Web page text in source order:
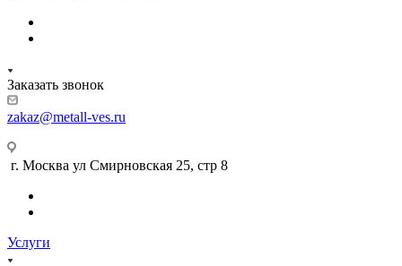
Заказать звонок
zakaz@metall-ves.ru
г. Москва ул Смирновская 25, стр 8
Услуги